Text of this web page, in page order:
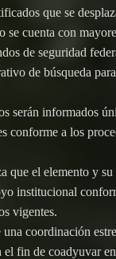
que se
se cuenta con
de seguridad
de búsqueda
serán informados
conforme a los
que el elemento y
institucional
vigentes.
coordinación
el fin de coadyuvar